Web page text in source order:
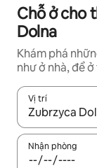
Chỗ ở cho
Dolna
Khám phá
như ở nhà, để
Vị trí
Khi có kết
Nhận phòng